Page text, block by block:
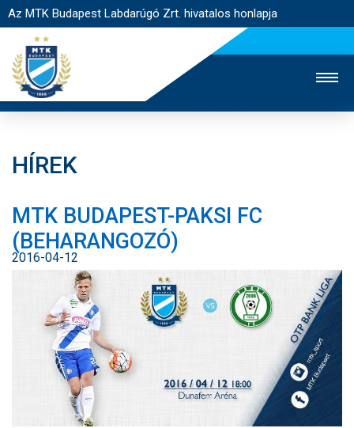
Az MTK Budapest Labdarúgó Zrt. hivatalos honlapja
JEGYÉRTÉKESÍTÉS
WEBSHOP
STADION
EGYESÜLET
NYITÓLAP
HÍREK
MÉRKŐZÉSEK
HÍREK
MTK BUDAPEST-PAKSI FC
(BEHARANGOZÓ)
2016-04-12